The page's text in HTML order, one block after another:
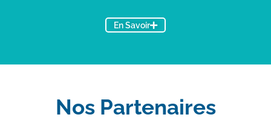
En Savoir
Nos Partenaires